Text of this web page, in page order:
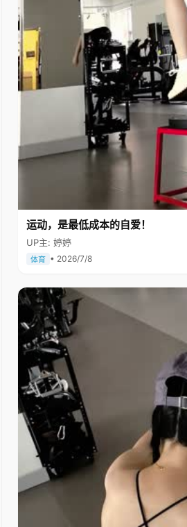
运动，是最低成本的自爱！
UP主: 婷婷
体育 • 2026/7/8